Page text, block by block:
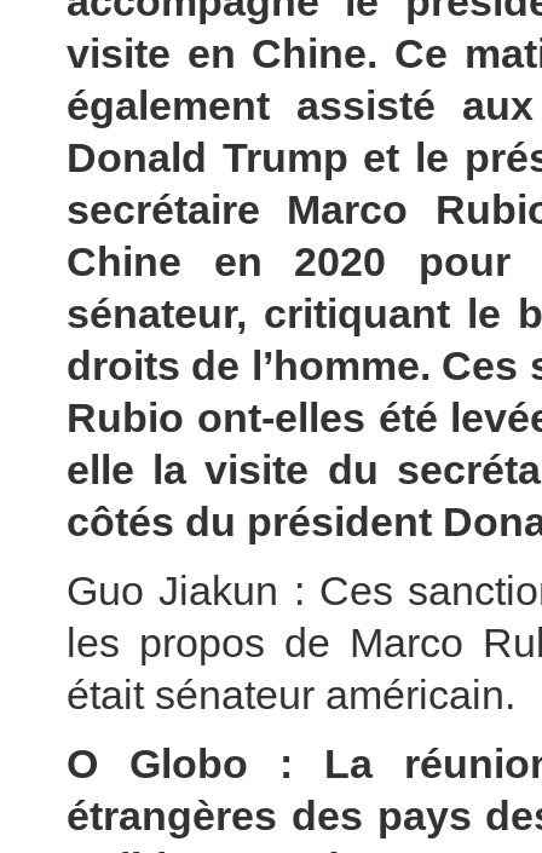
visite en Chine. Ce
également assisté
Donald Trump et le
secrétaire Marco
Chine en 2020 pour
sénateur, critiquant le
droits de l’homme. Ces
Rubio ont-elles été
elle la visite du
côtés du président
Guo Jiakun : Ces
les propos de Marco
était sénateur américain.
O Globo : La
étrangères des pays